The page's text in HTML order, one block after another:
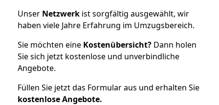
Unser Netzwerk ist sorgfältig ausgewählt, wir
haben viele Jahre Erfahrung im Umzugsbereich.
Sie möchten eine Kostenübersicht? Dann holen
Sie sich jetzt kostenlose und unverbindliche
Angebote.
Füllen Sie jetzt das Formular aus und erhalten Sie
kostenloseAngebote.